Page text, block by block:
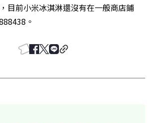
目前小米冰淇淋還沒有在一般商店鋪
。